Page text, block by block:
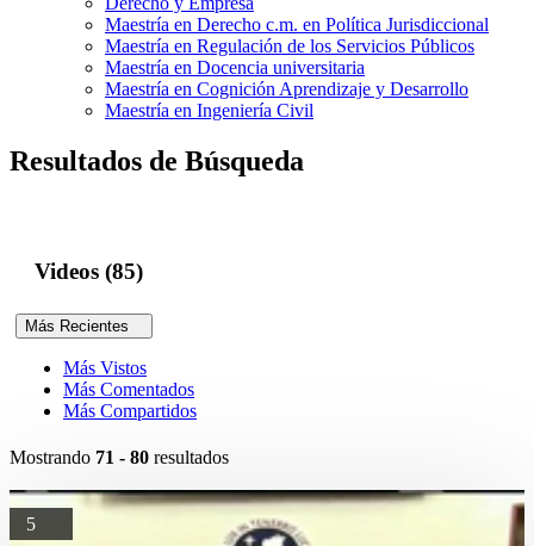
Maestría en Derecho c.m. en Política Jurisdiccional
Maestría en Regulación de los Servicios Públicos
Maestría en Docencia universitaria
Maestría en Cognición Aprendizaje y Desarrollo
Maestría en Ingeniería Civil
Resultados de Búsqueda
Videos (85)
Más Recientes
Más Vistos
Más Comentados
Más Compartidos
Mostrando 71 - 80 resultados
5